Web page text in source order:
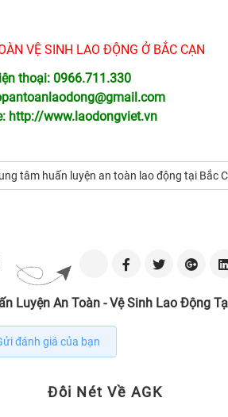
VỆ SINH LAO ĐỘNG Ở BẮC CẠN
thoại: 0966.711.330
http://www.laodongviet.vn
tâm huấn luyện an toàn lao động tại Bắc
Luyện An Toàn - Vệ Sinh Lao Động
đánh giá của bạn
Đôi Nét Về AGK